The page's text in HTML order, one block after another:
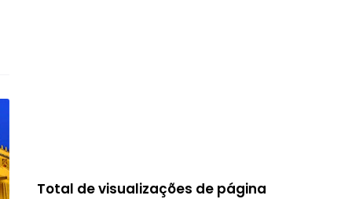
Total de visualizações de página